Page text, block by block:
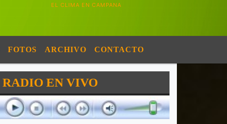
EL CLIMA EN CAMPANA
FOTOS ARCHIVO CONTACTO
RADIO EN VIVO